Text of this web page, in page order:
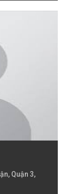
Quận 3,